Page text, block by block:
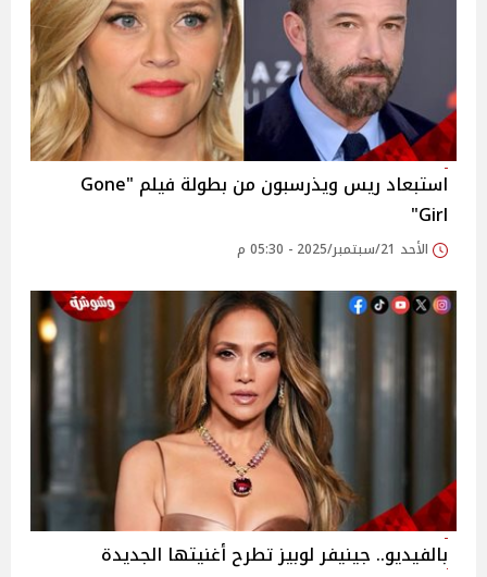
استبعاد ريس ويذرسبون من بطولة فيلم "Gone
Girl"
الأحد 21/سبتمبر/2025 - 05:30 م
بالفيديو.. جينيفر لوبيز تطرح أغنيتها الجديدة